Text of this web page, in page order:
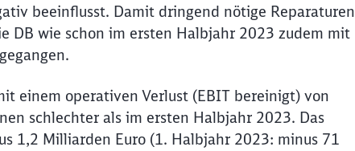
beeinflusst. Damit dringend nötige Reparaturen
DB wie schon im ersten Halbjahr 2023 zudem mit
einem operativen Verlust (EBIT bereinigt) von
schlechter als im ersten Halbjahr 2023. Das
1,2 Milliarden Euro (1. Halbjahr 2023: minus 71